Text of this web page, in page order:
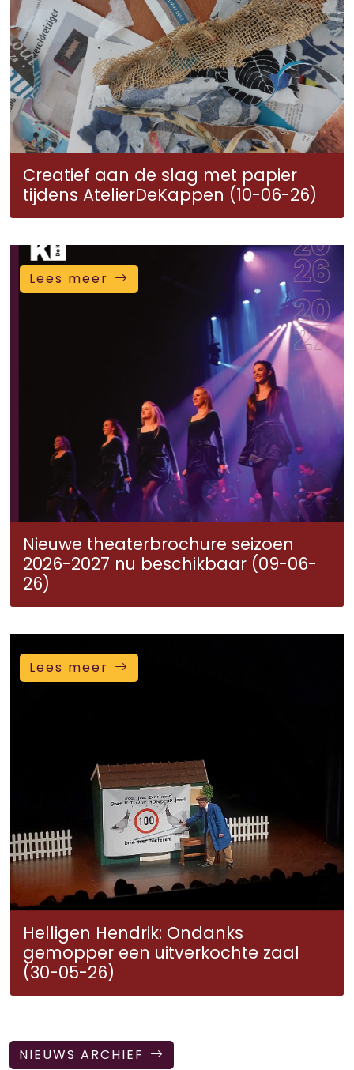
Creatief aan de slag met papier
tijdens AtelierDeKappen (10-06-26)
Lees meer
Nieuwe theaterbrochure seizoen
2026-2027 nu beschikbaar (09-06-
26)
Lees meer
Helligen Hendrik: Ondanks
gemopper een uitverkochte zaal
(30-05-26)
NIEUWS ARCHIEF